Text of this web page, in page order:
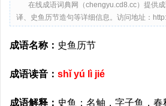
在线成语词典网（chengyu.cd8.cc）提供
译、史鱼历节造句等详细信息。访问地址：
成语名称： 史鱼历节
成语读音： shǐ yú lì jié
成语解释： 史鱼：名鲉，字子鱼，